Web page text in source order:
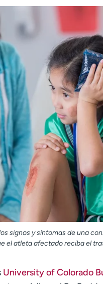
signos y síntomas de una
el atleta afectado reciba el
University of Colorado